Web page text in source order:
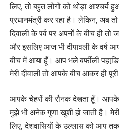
लिए, तो बहुत लोगों को थोड़ा आश्‍चर्य
प्रधानमंत्री कर रहा है। लेकिन, अब
दिवाली के पर्व पर अपनों के बीच ही
और इसलिए आज भी दीपावली के वर्ष
बीच में आया हूँ। आप भले बर्फीली
मेरी दीवाली तो आपके बीच आकर ही पूरी
आपके चेहरों की रौनक देखता हूँ। आपके
मुझे भी अनेक गुणा खुशी हो जाती है।
लिए, देशवासियों के उल्‍लास को आप